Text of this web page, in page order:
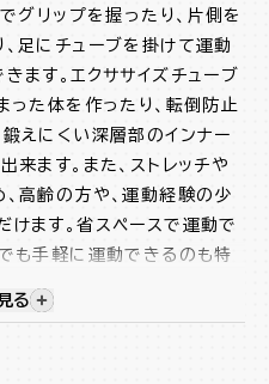
グリップを握ったり、片側を
足にチューブを掛けて運動
ます。エクササイズチューブ
った体を作ったり、転倒防止
えにくい深層部のインナー
来ます。また、ストレッチや
高齢の方や、運動経験の少
ます。省スペースで運動で
も手軽に運動できるのも特
行ないましょう。女性はシェ
視覚的に非表示のコンテンツを
る